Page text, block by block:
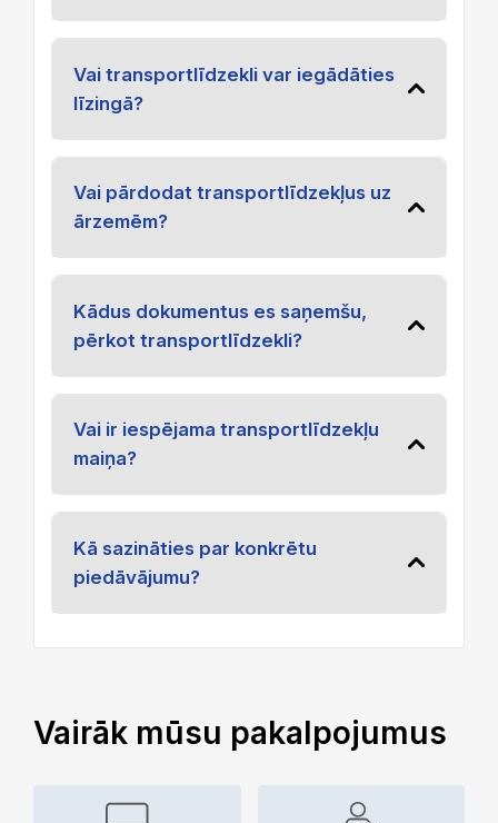
Vai transportlīdzekli var iegādāties
līzingā?
Vai pārdodat transportlīdzekļus uz
ārzemēm?
Kādus dokumentus es saņemšu,
pērkot transportlīdzekli?
Vai ir iespējama transportlīdzekļu
maiņa?
Kā sazināties par konkrētu
piedāvājumu?
Vairāk mūsu pakalpojumus